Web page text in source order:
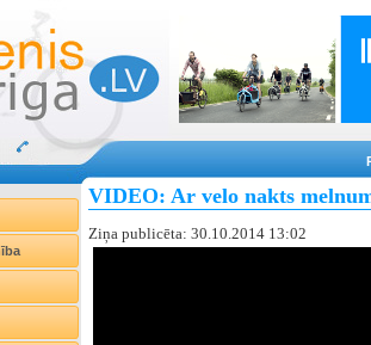
VIDEO: Ar velo nakts
Ziņa publicēta: 30.10.2014 13:02